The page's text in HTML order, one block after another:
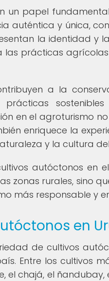
un papel
auténtica y única,
la identidad y
prácticas
a la
prácticas
en el agroturismo
enriquece la
y la cultura
autóctonos en
zonas rurales, sino
más responsable y
en
de cultivos
Entre los cultivos
chajá, el ñandubay,